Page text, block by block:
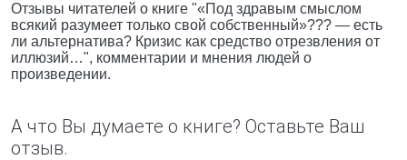
Отзывы читателей о книге "«Под здравым смыслом
всякий разумеет только свой собственный»??? — есть
ли альтернатива? Кризис как средство отрезвления от
иллюзий…", комментарии и мнения людей о
произведении.
А что Вы думаете о книге? Оставьте Ваш
отзыв.